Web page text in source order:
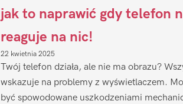
jak to naprawić gdy telefon
reaguje na nic!
22 kwietnia 2025
Twój telefon działa, ale nie ma obrazu?
wskazuje na problemy z wyświetlaczem.
być spowodowane uszkodzeniami